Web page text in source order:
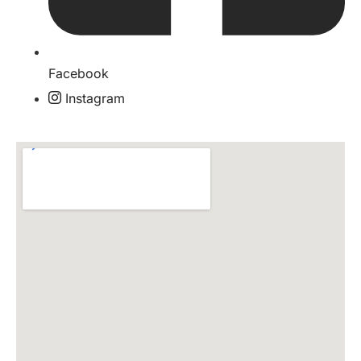
Facebook
Instagram